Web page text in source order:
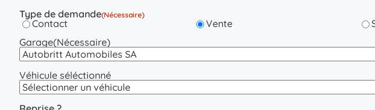
Type de demande(Nécessaire)
Contact Vente
Garage(Nécessaire)
Véhicule séléctionné